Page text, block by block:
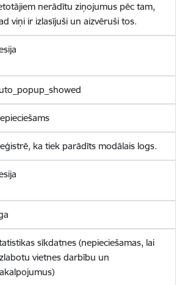
nerādītu ziņojumus pēc tam,
viņi ir izlasījuši un aizvēruši tos.
ka tiek parādīts modālais logs.
sīkdatnes (nepieciešamas, lai
vietnes darbību un